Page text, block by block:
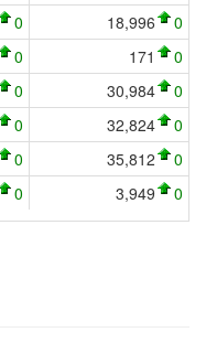
0 18,996 0
0 171 0
0 30,984 0
0 32,824 0
0 35,812 0
0 3,949 0